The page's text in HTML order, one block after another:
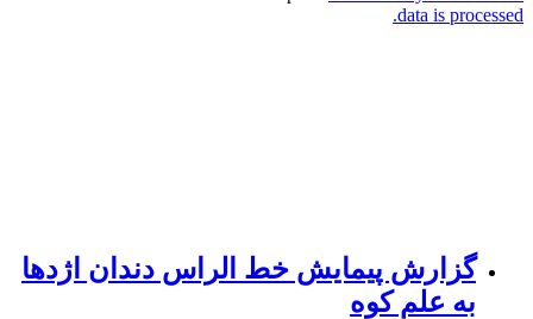
data is processed.
گزارش پیمایش خط الراس دندان اژدها
به علم کوه